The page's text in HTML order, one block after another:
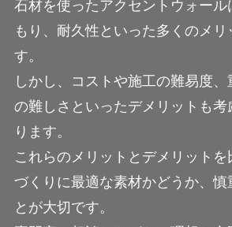
石材を使ったアクセントウォール
もり、耐久性といった多くのメリ
す。
しかし、コストや施工の難易度
の難しさといったデメリットも考
ります。
これらのメリットとデメリット
づくりに最適な素材かどうか、慎
とが大切です。